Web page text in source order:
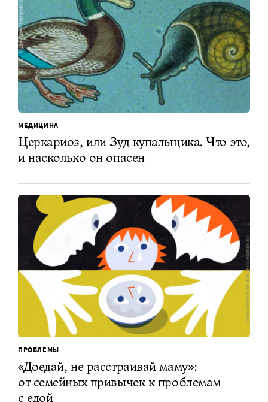
МЕДИЦИНА
Церкариоз, или Зуд купальщика. Что это,
и насколько он опасен
ПРОБЛЕМЫ
«Доедай, не расстраивай маму»:
от семейных привычек к проблемам
с едой